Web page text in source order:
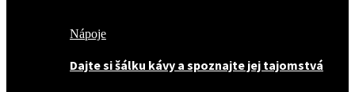
Nápoje
Dajte si šálku kávy a spoznajte jej tajomstvá